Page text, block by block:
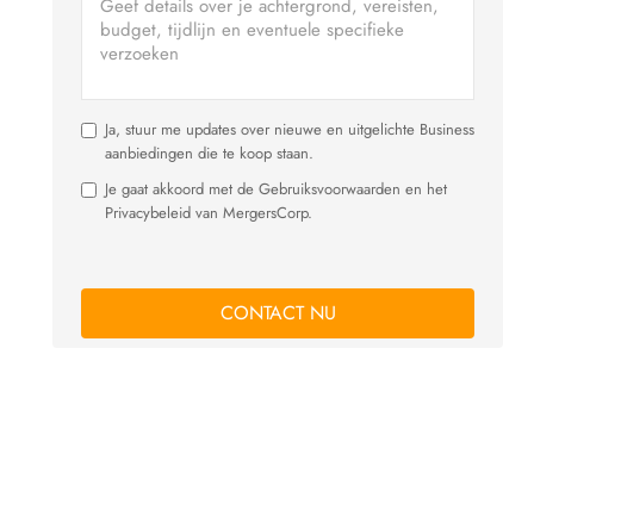
Ja, stuur me updates over nieuwe en uitgelichte Business
aanbiedingen die te koop staan.
Je gaat akkoord met de Gebruiksvoorwaarden en het
Privacybeleid van MergersCorp.